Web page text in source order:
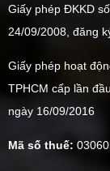
Giấy phép ĐKKD
24/09/2008, đăng
Giấy phép hoạt
TPHCM cấp lần
ngày 16/09/2016
Mã số thuế: